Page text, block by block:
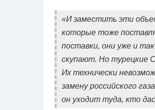
«И заместить эти
которые тоже
поставки, они уже и
скупают. Но турецкие
Их технически
замену российского
он уходит туда, кто